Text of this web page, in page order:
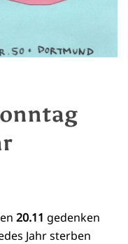
20.11 gedenken
Jahr sterben